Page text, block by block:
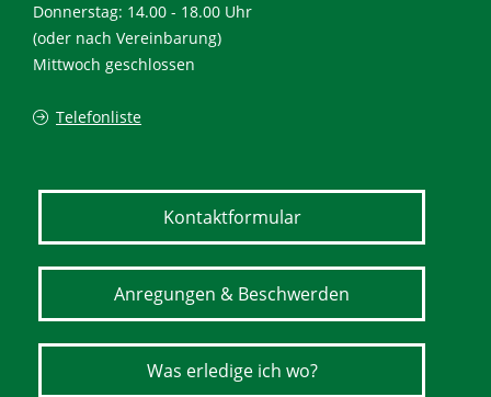
Donnerstag: 14.00 - 18.00 Uhr
(oder nach Vereinbarung)
Mittwoch geschlossen
Telefonliste
Kontaktformular
Anregungen & Beschwerden
Was erledige ich wo?